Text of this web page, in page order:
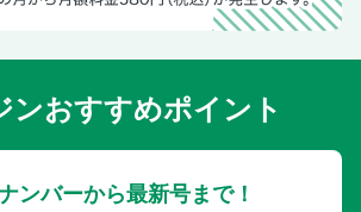
ンおすすめポイント
ンバーから最新号まで！